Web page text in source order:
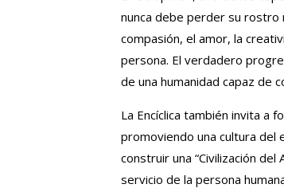
nunca debe perder su rostro
compasión, el amor, la
persona. El verdadero
de una humanidad capaz de
La Encíclica también invita a
promoviendo una cultura del
construir una “Civilización
servicio de la persona